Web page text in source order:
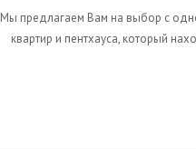
Мы предлагаем Вам на выбор с
квартир и пентхауса, который